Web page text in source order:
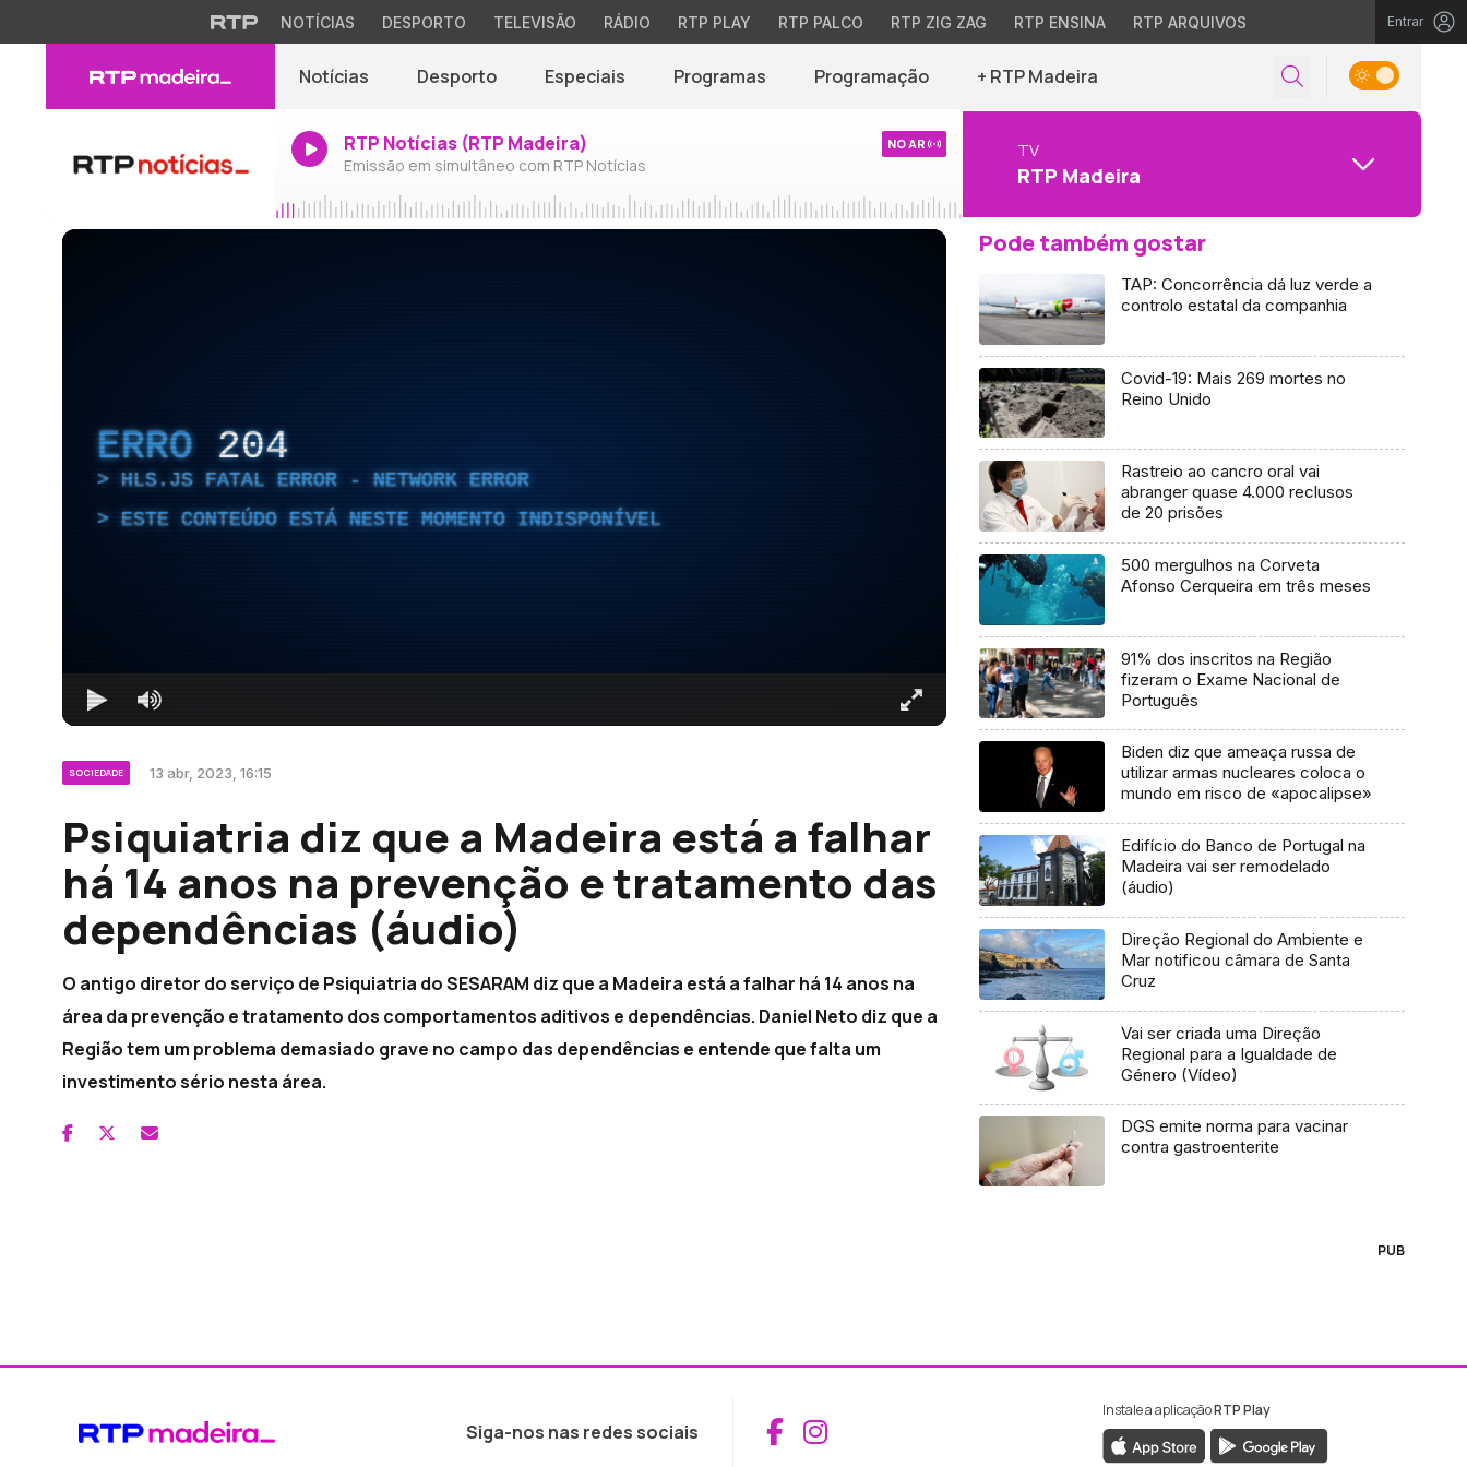
NOTÍCIAS DESPORTO TELEVISÃO RÁDIO RTP PLAY RTP PALCO RTP ZIG ZAG RTP ENSINA RTP ARQUIVOS Entrar
Notícias Desporto Especiais Programas Programação + RTP Madeira
RTP Notícias (RTP Madeira)
Emissão em simultâneo com RTP Notícias
NO AR TV
RTP Madeira
ERRO 204
HLS.JS FATAL ERROR - NETWORK ERROR
ESTE CONTEÚDO ESTÁ NESTE MOMENTO INDISPONÍVEL
SOCIEDADE 13 abr, 2023, 16:15
Psiquiatria diz que a Madeira está a falhar
há 14 anos na prevenção e tratamento das
dependências (áudio)
O antigo diretor do serviço de Psiquiatria do SESARAM diz que a Madeira está a falhar há 14 anos na
área da prevenção e tratamento dos comportamentos aditivos e dependências. Daniel Neto diz que a
Região tem um problema demasiado grave no campo das dependências e entende que falta um
investimento sério nesta área.
Pode também gostar
TAP: Concorrência dá luz verde a
controlo estatal da companhia
Covid-19: Mais 269 mortes no
Reino Unido
Rastreio ao cancro oral vai
abranger quase 4.000 reclusos
de 20 prisões
500 mergulhos na Corveta
Afonso Cerqueira em três meses
91% dos inscritos na Região
fizeram o Exame Nacional de
Português
Biden diz que ameaça russa de
utilizar armas nucleares coloca o
mundo em risco de «apocalipse»
Edifício do Banco de Portugal na
Madeira vai ser remodelado
(áudio)
Direção Regional do Ambiente e
Mar notificou câmara de Santa
Cruz
Vai ser criada uma Direção
Regional para a Igualdade de
Género (Vídeo)
DGS emite norma para vacinar
contra gastroenterite
PUB
Siga-nos nas redes sociais Aceder ao Facebook da RTP Madeira
Aceder ao Instagram da RTP Madeira
Instale a aplicaçãoRTP Play